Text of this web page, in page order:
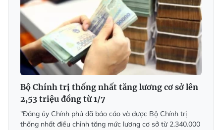
Bộ Chính trị thống nhất tăng lương cơ sở lên
2,53 triệu đồng từ 1/7
"Đảng ủy Chính phủ đã báo cáo và được Bộ Chính trị
thống nhất điều chỉnh tăng mức lương cơ sở từ 2.340.000